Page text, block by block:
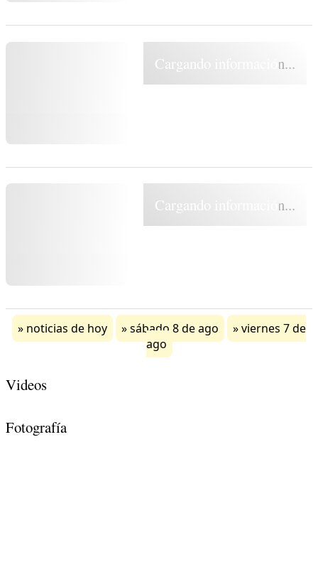
Cargando información...
Cargando información...
noticias de hoy sábado 8 de ago
viernes 7 de
ago
Videos
Fotografía